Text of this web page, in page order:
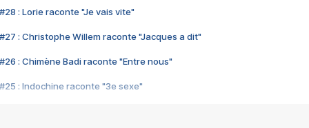
#28 : Lorie raconte "Je vais vite"
#27 : Christophe Willem raconte "Jacques a dit"
#26 : Chimène Badi raconte "Entre nous"
#25 : Indochine raconte "3e sexe"